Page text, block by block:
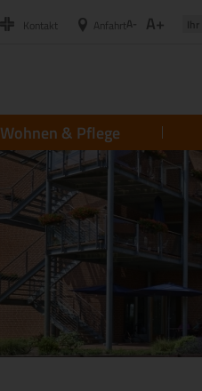
Kontakt AnfahrtA- A+
Wohnen & Pflege